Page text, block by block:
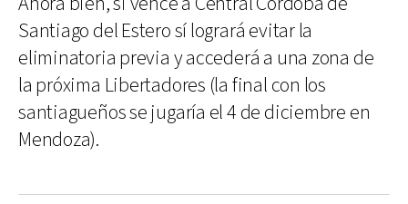
Santiago del Estero sí logrará evitar la
eliminatoria previa y accederá a una zona de
la próxima Libertadores (la final con los
santiagueños se jugaría el 4 de diciembre en
Mendoza).